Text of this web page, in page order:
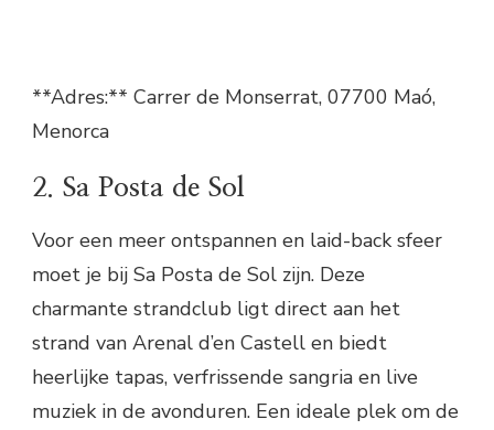
**Adres:** Carrer de Monserrat, 07700 Maó,
Menorca
2. Sa Posta de Sol
Voor een meer ontspannen en laid-back sfeer
moet je bij Sa Posta de Sol zijn. Deze
charmante strandclub ligt direct aan het
strand van Arenal d’en Castell en biedt
heerlijke tapas, verfrissende sangria en live
muziek in de avonduren. Een ideale plek om de